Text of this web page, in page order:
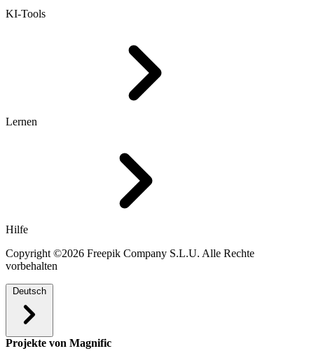
KI-Tools
Lernen
Hilfe
Copyright ©2026 Freepik Company S.L.U. Alle Rechte
vorbehalten
Deutsch
Projekte von Magnific